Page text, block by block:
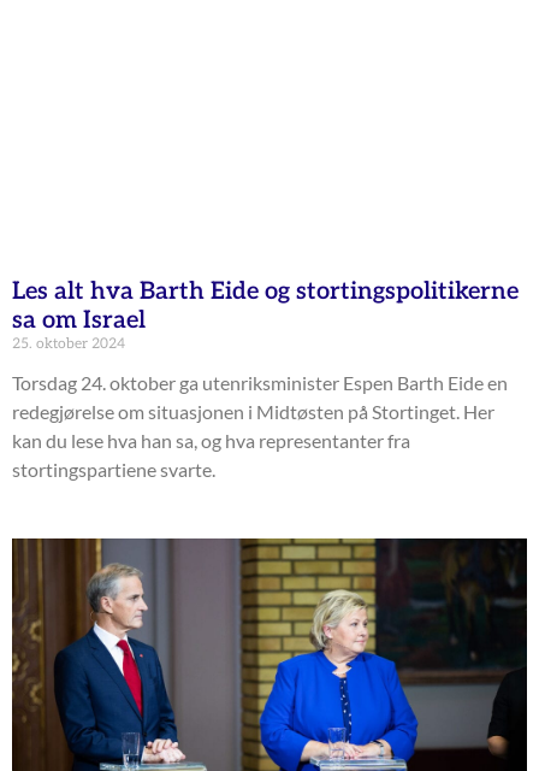
Les alt hva Barth Eide og stortingspolitikerne
sa om Israel
25. oktober 2024
Torsdag 24. oktober ga utenriksminister Espen Barth Eide en
redegjørelse om situasjonen i Midtøsten på Stortinget. Her
kan du lese hva han sa, og hva representanter fra
stortingspartiene svarte.